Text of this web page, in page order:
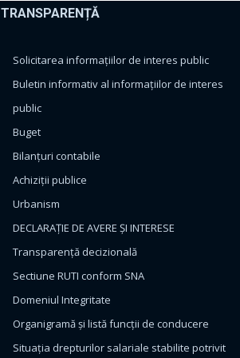
TRANSPARENȚĂ
Solicitarea informațiilor de interes public
Buletin informativ al informațiilor de interes
public
Buget
Bilanțuri contabile
Achiziții publice
Urbanism
DECLARAȚIE DE AVERE ȘI INTERESE
Transparență decizională
Sectiune RUTI conform SNA
Domeniul Integritate
Organigramă și listă funcții de conducere
Situația drepturilor salariale stabilite potrivit